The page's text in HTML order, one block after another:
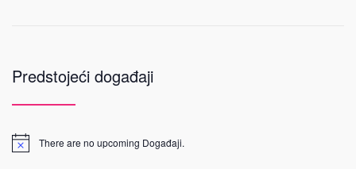
Predstojeći događaji
There are no upcoming Događaji.